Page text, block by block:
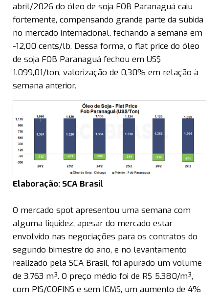
abril/2026 do óleo de soja FOB Paranaguá caiu
fortemente, compensando grande parte da subida
no mercado internacional, fechando a semana em
-12,00 cents/lb. Dessa forma, o flat price do óleo
de soja FOB Paranaguá fechou em US$
1.099,01/ton, valorização de 0,30% em relação à
semana anterior.
Elaboração: SCA Brasil
O mercado spot apresentou uma semana com
alguma liquidez, apesar do mercado estar
envolvido nas negociações para os contratos do
segundo bimestre do ano, e no levantamento
realizado pela SCA Brasil, foi apurado um volume
de 3.763 m³. O preço médio foi de R$ 5.380/m³,
com PIS/COFINS e sem ICMS, um aumento de 4%